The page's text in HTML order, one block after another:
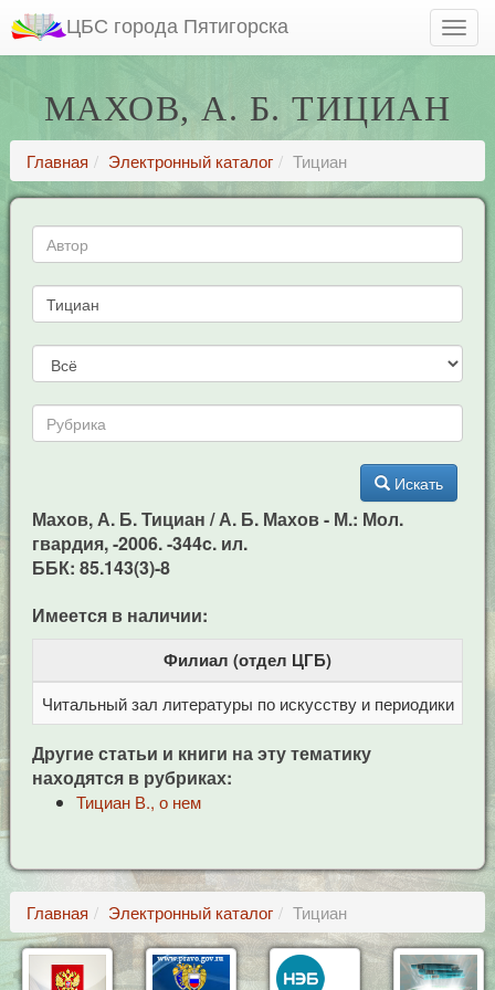
ЦБС города Пятигорска
МАХОВ, А. Б. ТИЦИАН
Главная Электронный каталог Тициан
Искать
Махов, А. Б. Тициан / А. Б. Махов - М.: Мол.
гвардия, -2006. -344c. ил.
ББК: 85.143(3)-8
Имеется в наличии:
Филиал (отдел ЦГБ)
Читальный зал литературы по искусству и периодики
Другие статьи и книги на эту тематику
находятся в рубриках:
Тициан В., о нем
Главная Электронный каталог Тициан